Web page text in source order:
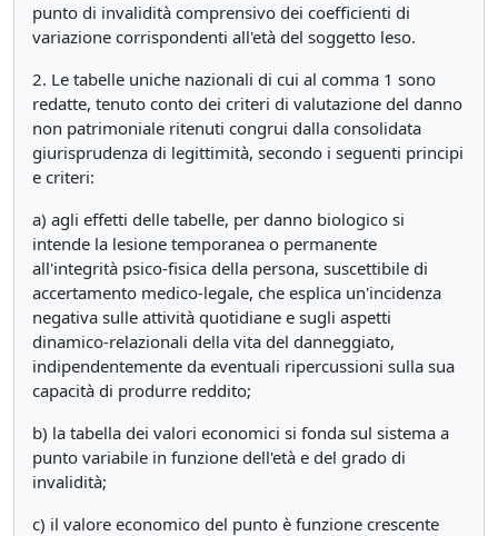
punto di invalidità comprensivo dei coefficienti di
variazione corrispondenti all'età del soggetto leso.
2. Le tabelle uniche nazionali di cui al comma 1 sono
redatte, tenuto conto dei criteri di valutazione del danno
non patrimoniale ritenuti congrui dalla consolidata
giurisprudenza di legittimità, secondo i seguenti principi
e criteri:
a) agli effetti delle tabelle, per danno biologico si
intende la lesione temporanea o permanente
all'integrità psico-fisica della persona, suscettibile di
accertamento medico-legale, che esplica un'incidenza
negativa sulle attività quotidiane e sugli aspetti
dinamico-relazionali della vita del danneggiato,
indipendentemente da eventuali ripercussioni sulla sua
capacità di produrre reddito;
b) la tabella dei valori economici si fonda sul sistema a
punto variabile in funzione dell'età e del grado di
invalidità;
c) il valore economico del punto è funzione crescente